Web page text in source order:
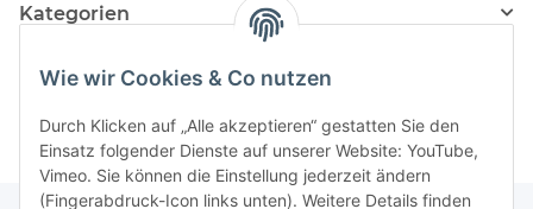
Wie wir Cookies & Co nutzen
Durch Klicken auf „Alle akzeptieren“ gestatten Sie den
Einsatz folgender Dienste auf unserer Website: YouTube,
Vimeo. Sie können die Einstellung jederzeit ändern
(Fingerabdruck-Icon links unten). Weitere Details finden
Kategorien
Hersteller